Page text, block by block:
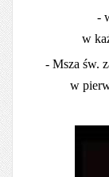
-
w
- Msza św.
w